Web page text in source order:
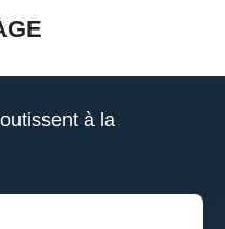
à la